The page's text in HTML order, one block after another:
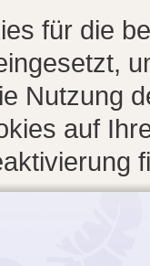
für die
Nutzung
auf